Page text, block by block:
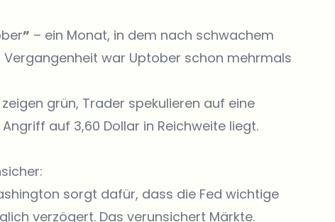
” – ein Monat, in dem nach schwachem
Vergangenheit war Uptober schon mehrmals
grün, Trader spekulieren auf eine
auf 3,60 Dollar in Reichweite liegt.
sorgt dafür, dass die Fed wichtige
verzögert. Das verunsichert Märkte.